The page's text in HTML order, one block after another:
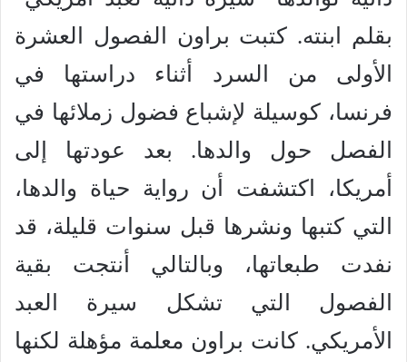
بقلم ابنته. كتبت براون الفصول العشرة
الأولى من السرد أثناء دراستها في
فرنسا، كوسيلة لإشباع فضول زملائها في
الفصل حول والدها. بعد عودتها إلى
أمريكا، اكتشفت أن رواية حياة والدها،
التي كتبها ونشرها قبل سنوات قليلة، قد
نفدت طبعاتها، وبالتالي أنتجت بقية
الفصول التي تشكل سيرة العبد
الأمريكي. كانت براون معلمة مؤهلة لكنها